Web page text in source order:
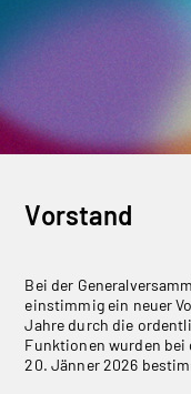
Vorstand
Bei der
einstimmig ein neuer
Jahre durch die
Funktionen wurden
20. Jänner 2026